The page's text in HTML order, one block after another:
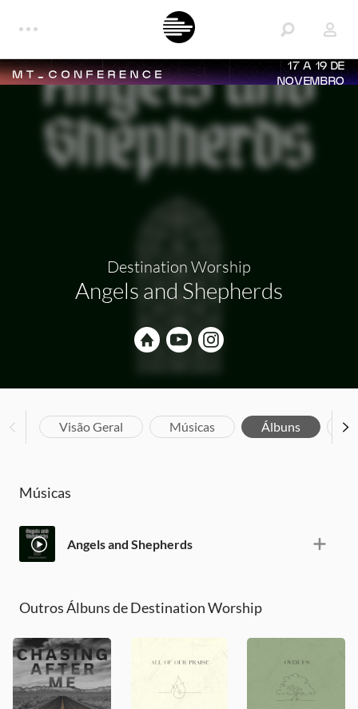
17 A 19 DE
NOVEMBRO
Destination Worship
Angels and Shepherds
Visão Geral Músicas Álbuns
Músicas
Angels and Shepherds
Outros Álbuns de Destination Worship